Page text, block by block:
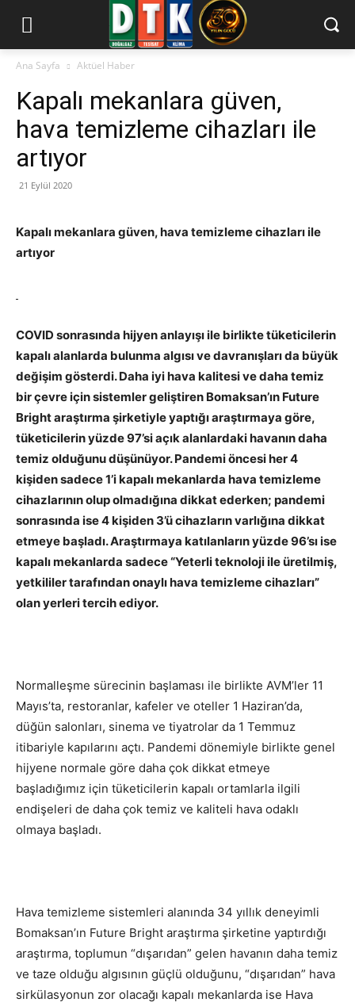
Ana Sayfa Aktüel Haber
Kapalı mekanlara güven,
hava temizleme cihazları ile
artıyor
21 Eylül 2020
Kapalı mekanlara güven, hava temizleme cihazları ile
artıyor
COVID sonrasında hijyen anlayışı ile birlikte tüketicilerin
kapalı alanlarda bulunma algısı ve davranışları da büyük
değişim gösterdi. Daha iyi hava kalitesi ve daha temiz
bir çevre için sistemler geliştiren Bomaksan’ın Future
Bright araştırma şirketiyle yaptığı araştırmaya göre,
tüketicilerin yüzde 97’si açık alanlardaki havanın daha
temiz olduğunu düşünüyor. Pandemi öncesi her 4
kişiden sadece 1’i kapalı mekanlarda hava temizleme
cihazlarının olup olmadığına dikkat ederken; pandemi
sonrasında ise 4 kişiden 3’ü cihazların varlığına dikkat
etmeye başladı. Araştırmaya katılanların yüzde 96’sı ise
kapalı mekanlarda sadece “Yeterli teknoloji ile üretilmiş,
yetkililer tarafından onaylı hava temizleme cihazları”
olan yerleri tercih ediyor.
Normalleşme sürecinin başlaması ile birlikte AVM’ler 11
Mayıs’ta, restoranlar, kafeler ve oteller 1 Haziran’da,
düğün salonları, sinema ve tiyatrolar da 1 Temmuz
itibariyle kapılarını açtı. Pandemi dönemiyle birlikte genel
hijyene normale göre daha çok dikkat etmeye
başladığımız için tüketicilerin kapalı ortamlarla ilgili
endişeleri de daha çok temiz ve kaliteli hava odaklı
olmaya başladı.
Hava temizleme sistemleri alanında 34 yıllık deneyimli
Bomaksan’ın Future Bright araştırma şirketine yaptırdığı
araştırma, toplumun “dışarıdan” gelen havanın daha temiz
ve taze olduğu algısının güçlü olduğunu, “dışarıdan” hava
sirkülasyonun zor olacağı kapalı mekanlarda ise Hava